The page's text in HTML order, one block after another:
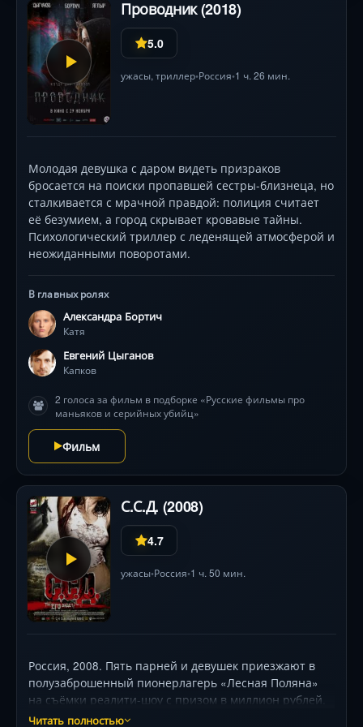
Для поисков Макс объединяется с отставным
следователем Савельевым. Несколько лет назад
именно Савельев связал жестокие нападения
на девушек в серию, но ему никто не поверил,
и настырного Савельева с его одержимостью
«несуществующими маньяками» выгнали из органов.
Проводник (2018)
5.0
ужасы, триллер•Россия•1 ч. 26 мин.
Молодая девушка с даром видеть призраков
бросается на поиски пропавшей сестры-близнеца, но
сталкивается с мрачной правдой: полиция считает
её безумием, а город скрывает кровавые тайны.
Психологический триллер с леденящей атмосферой и
неожиданными поворотами.
В главных ролях
Александра Бортич
Катя
Евгений Цыганов
Капков
2 голоса за фильм в подборке «Русские фильмы про
маньяков и серийных убийц»
Фильм
С.С.Д. (2008)
4.7
ужасы•Россия•1 ч. 50 мин.
Россия, 2008. Пять парней и девушек приезжают в
полузаброшенный пионерлагерь «Лесная Поляна»
на съёмки реалити-шоу с призом в миллион рублей.
Во главе с телеведущей Алисой (Анфиса Чехова) они
Читать полностью